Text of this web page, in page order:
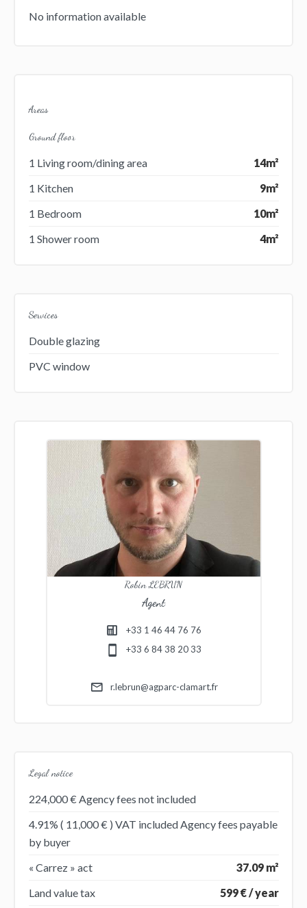
No information available
Areas
Ground floor
1 Living room/dining area
14m²
1 Kitchen
9m²
1 Bedroom
10m²
1 Shower room
4m²
Services
Double glazing
PVC window
Robin LEBRUN
Agent
+33 1 46 44 76 76
+33 6 84 38 20 33
r.lebrun@agparc-clamart.fr
Legal notice
224,000 € Agency fees not included
4.91% ( 11,000 € ) VAT included Agency fees payable
by buyer
« Carrez » act
37.09 m²
Land value tax
599 € / year